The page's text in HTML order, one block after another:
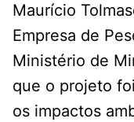
Maurício
Empresa de
Ministério de
que o projeto
os impactos